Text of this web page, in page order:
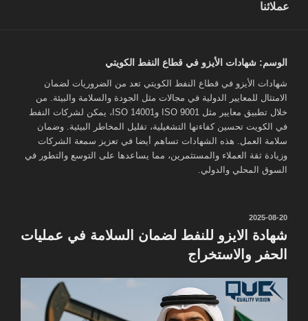
عملائنا
الوسم: شهادات الأيزو في قطاع النفط الكويتي
شهادات الأيزو في قطاع النفط الكويتي تعد من الضروريات لضمان
الامتثال للمعايير الدولية في مجالات مثل الجودة والسلامة والبيئة. من
خلال تطبيق معايير مثل ISO 9001 وISO 14001، يمكن لشركات النفط
في الكويت تحسين كفاءتها التشغيلية، تقليل المخاطر البيئية. وضمان
سلامة العمل. هذه الشهادات تساهم أيضا في تعزيز سمعة الشركات
وزيادة ثقة العملاء والمستثمرين، مما يساعدها على التوسع والتطور في
السوق المحلي والدولي.
نُشر
2025-08-20
شهادة الايزو للنفط لضمان السلامة في عمليات
الحفر والاستخراج